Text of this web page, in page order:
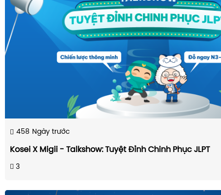
458 Ngày trước
Kosei X Migii - Talkshow: Tuyệt Đỉnh Chinh Phục JLPT
3